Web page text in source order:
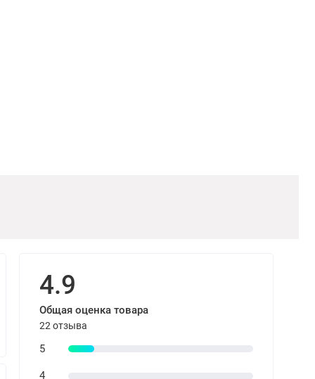
4.9
Общая оценка товара
22 отзыва
5
4